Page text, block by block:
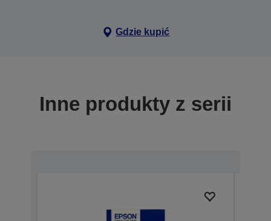
Gdzie kupić
Inne produkty z serii